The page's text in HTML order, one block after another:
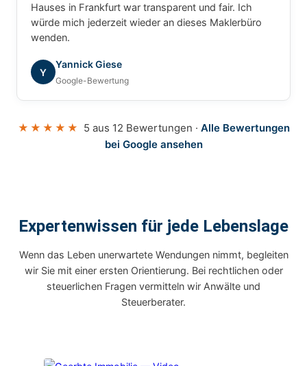
Hauses in Frankfurt war transparent und fair. Ich
würde mich jederzeit wieder an dieses Maklerbüro
wenden.
Y
Yannick Giese
Google-Bewertung
★★★★★ 5 aus 12 Bewertungen · Alle Bewertungen
bei Google ansehen
Expertenwissen für jede Lebenslage
Wenn das Leben unerwartete Wendungen nimmt, begleiten
wir Sie mit einer ersten Orientierung. Bei rechtlichen oder
steuerlichen Fragen vermitteln wir Anwälte und
Steuerberater.